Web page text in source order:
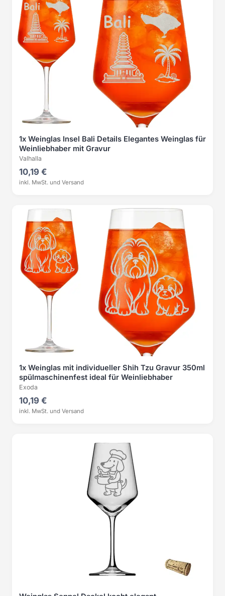
1x Weinglas Insel Bali Details Elegantes Weinglas für
Weinliebhaber mit Gravur
Valhalla
10,19 €
inkl. MwSt. und Versand
1x Weinglas mit individueller Shih Tzu Gravur 350ml
spülmaschinenfest ideal für Weinliebhaber
Exoda
10,19 €
inkl. MwSt. und Versand